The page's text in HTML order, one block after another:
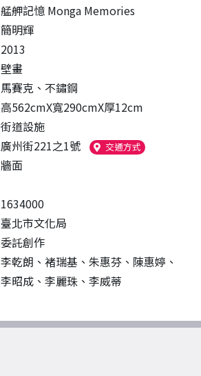
艋舺記憶 Monga Memories
簡明輝
2013
壁畫
馬賽克、不鏽鋼
高562cmX寬290cmX厚12cm
街道設施
廣州街221之1號 交通方式（另開新視窗
牆面
1634000
臺北市文化局
委託創作
李乾朗、褚瑞基、朱惠芬、陳惠婷、
李昭成、李麗珠、李威蒂